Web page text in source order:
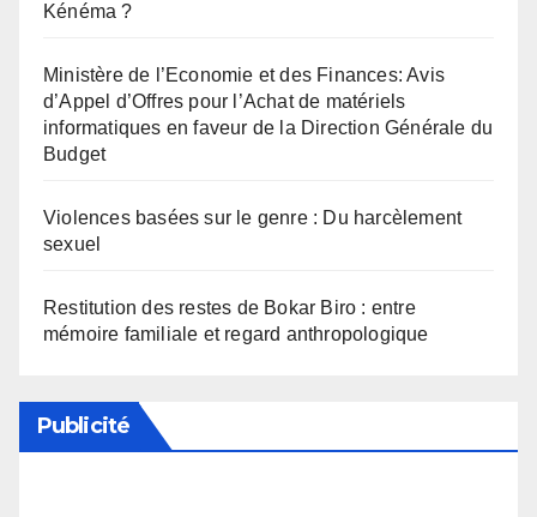
Kénéma ?
Ministère de l’Economie et des Finances: Avis
d’Appel d’Offres pour l’Achat de matériels
informatiques en faveur de la Direction Générale du
Budget
Violences basées sur le genre : Du harcèlement
sexuel
Restitution des restes de Bokar Biro : entre
mémoire familiale et regard anthropologique
Publicité